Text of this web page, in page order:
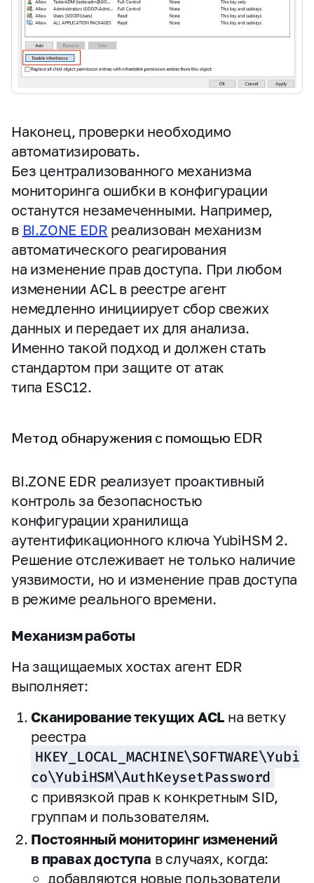
Наконец, проверки необходимо
автоматизировать.
Без централизованного механизма
мониторинга ошибки в конфигурации
останутся незамеченными. Например,
в BI.ZONE EDR реализован механизм
автоматического реагирования
на изменение прав доступа. При любом
изменении ACL в реестре агент
немедленно инициирует сбор свежих
данных и передает их для анализа.
Именно такой подход и должен стать
стандартом при защите от атак
типа ESC12.
Метод обнаружения с помощью EDR
BI.ZONE EDR реализует проактивный
контроль за безопасностью
конфигурации хранилища
аутентификационного ключа YubiHSM 2.
Решение отслеживает не только наличие
уязвимости, но и изменение прав доступа
в режиме реального времени.
Механизм работы
На защищаемых хостах агент EDR
выполняет:
Сканирование текущих ACL на ветку
реестра
HKEY_LOCAL_MACHINE\SOFTWARE\Yubi
co\YubiHSM\AuthKeysetPassword
с привязкой прав к конкретным SID,
группам и пользователям.
Постоянный мониторинг изменений
в правах доступа в случаях, когда:
добавляются новые пользователи